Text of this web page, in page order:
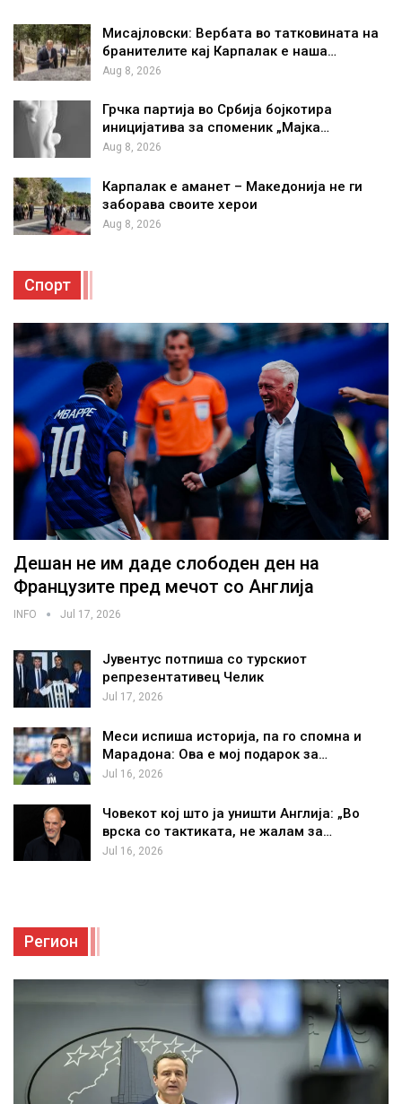
Мисајловски: Вербата во татковината на
бранителите кај Карпалак е наша…
Aug 8, 2026
Грчка партија во Србија бојкотира
иницијатива за споменик „Мајка…
Aug 8, 2026
Карпалак е аманет – Македонија не ги
заборава своите херои
Aug 8, 2026
Спорт
Дешан не им даде слободен ден на
Французите пред мечот со Англија
INFO Jul 17, 2026
Јувентус потпиша со турскиот
репрезентативец Челик
Jul 17, 2026
Меси испиша историја, па го спомна и
Марадона: Ова е мој подарок за…
Jul 16, 2026
Човекот кој што ја уништи Англија: „Во
врска со тактиката, не жалам за…
Jul 16, 2026
Регион